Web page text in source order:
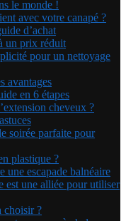
le monde !
avec votre canapé ?
d’achat
un prix réduit
pour un nettoyage
avantages
en 6 étapes
cheveux ?
soirée parfaite pour
plastique ?
escapade balnéaire
est une alliée pour utiliser
choisir ?